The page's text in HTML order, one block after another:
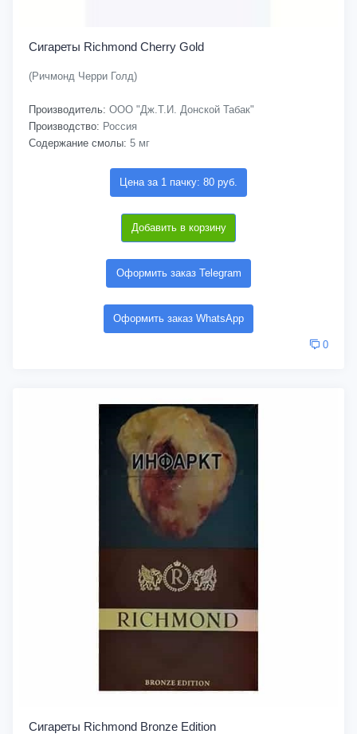
Сигареты Richmond Cherry Gold
(Ричмонд Черри Голд)
Производитель: ООО "Дж.Т.И. Донской Табак"
Производство: Россия
Содержание смолы: 5 мг
Цена за 1 пачку: 80 руб.
Добавить в корзину
Оформить заказ Telegram
Оформить заказ WhatsApp
0
Сигареты Richmond Bronze Edition